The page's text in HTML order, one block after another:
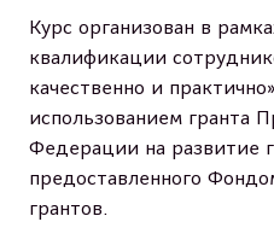
Курс организован в
квалификации
качественно и
использованием гранта
Федерации на развитие
предоставленного
грантов.